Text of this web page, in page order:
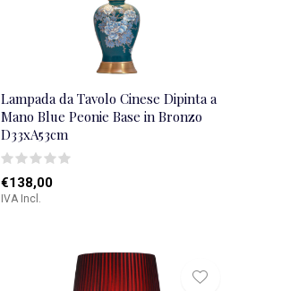
Lampada da Tavolo Cinese Dipinta a
Mano Blue Peonie Base in Bronzo
D33xA53cm
€138,00
IVA Incl.